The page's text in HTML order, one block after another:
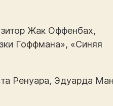
Жак Оффенбах,
Гоффмана», «Синяя
Ренуара, Эдуарда